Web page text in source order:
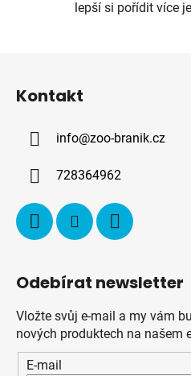
lepší si pořídit více
Kontakt
info@zoo-branik.cz
728364962
Odebírat newsletter
Vložte svůj e-mail a my vám
nových produktech na našem
E-mail